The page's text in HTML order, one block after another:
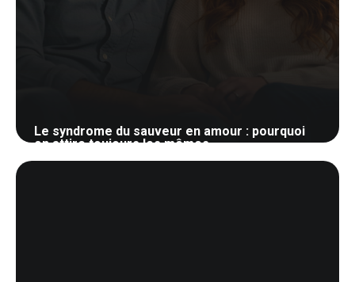
Le syndrome du sauveur en amour : pourquoi
on attire toujours les mêmes